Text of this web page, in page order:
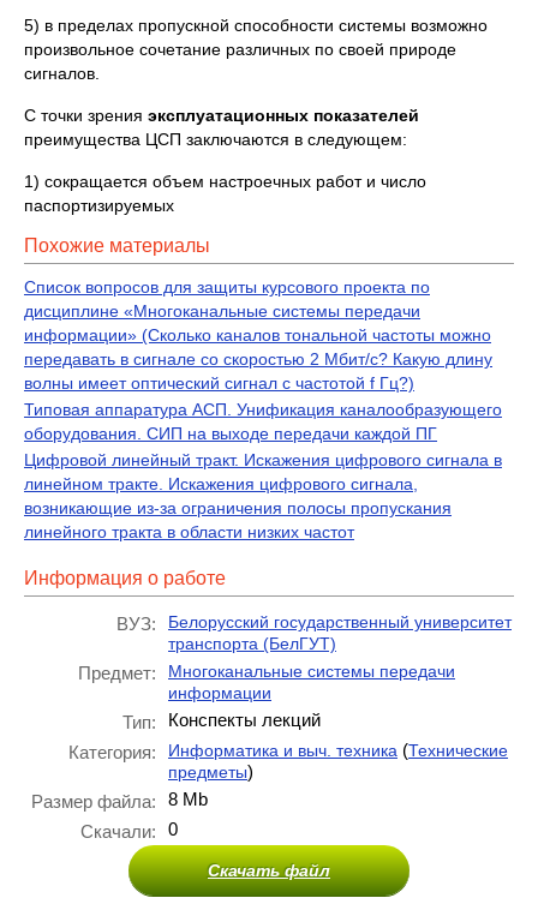
5) в пределах пропускной способности системы возможно
произвольное сочетание различных по своей природе
сигналов.
С точки зрения эксплуатационных показателей
преимущества ЦСП заключаются в следующем:
1) сокращается объем настроечных работ и число
паспортизируемых
Похожие материалы
Список вопросов для защиты курсового проекта по
дисциплине «Многоканальные системы передачи
информации» (Сколько каналов тональной частоты можно
передавать в сигнале со скоростью 2 Мбит/с? Какую длину
волны имеет оптический сигнал с частотой f Гц?)
Типовая аппаратура АСП. Унификация каналообразующего
оборудования. СИП на выходе передачи каждой ПГ
Цифровой линейный тракт. Искажения цифрового сигнала в
линейном тракте. Искажения цифрового сигнала,
возникающие из-за ограничения полосы пропускания
линейного тракта в области низких частот
Информация о работе
ВУЗ:
Белорусский государственный университет
транспорта (БелГУТ)
Предмет:
Многоканальные системы передачи
информации
Тип:
Конспекты лекций
Категория:
Информатика и выч. техника (Технические
предметы)
Размер файла:
8 Mb
Скачали:
0
Скачать файл